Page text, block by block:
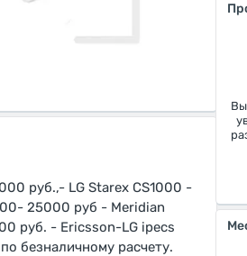
руб.,- LG Starex CS1000 -
25000 руб - Meridian
руб. - Ericsson-LG ipecs
безналичному расчету.